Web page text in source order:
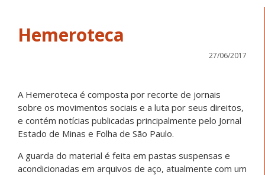
Hemeroteca
27/06/2017
A Hemeroteca é composta por recorte de jornais
sobre os movimentos sociais e a luta por seus direitos,
e contém notícias publicadas principalmente pelo Jornal
Estado de Minas e Folha de São Paulo.
A guarda do material é feita em pastas suspensas e
acondicionadas em arquivos de aço, atualmente com um